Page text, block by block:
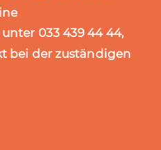
033 439 44 44,
bei der zuständigen